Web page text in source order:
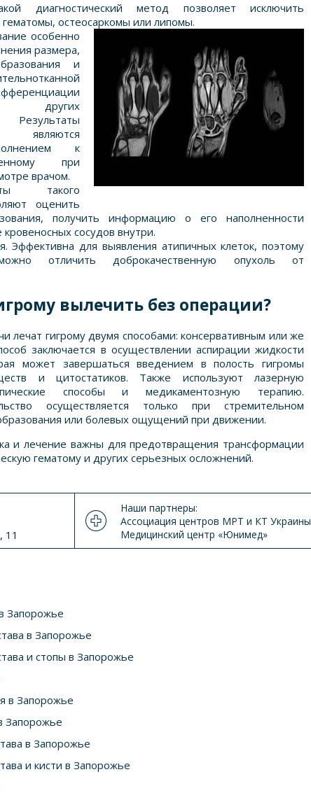
диагностический метод позволяет исключить
остеосаркомы или липомы.
особенно
размера,
и
других
Результаты
являются
к
при
врачом.
такого
оценить
получить информацию о его наполненности
сосудов внутри.
Эффективна для выявления атипичных клеток, поэтому
отличить доброкачественную опухоль от
вылечить без операции?
лечат гигрому двумя способами: консервативным или же
заключается в осуществлении аспирации жидкости
может завершаться введением в полость гигромы
и цитостатиков. Также используют лазерную
способы и медикаментозную терапию.
осуществляется только при стремительном
или болевых ощущений при движении.
и лечение важны для предотвращения трансформации
гематому и других серьезных осложнений.
11
Наши партнеры:
Ассоциация центров МРТ и КТ Украины
Медицинский центр «Юнимед»
Запорожье
в Запорожье
и стопы в Запорожье
в Запорожье
Запорожье
в Запорожье
и кисти в Запорожье